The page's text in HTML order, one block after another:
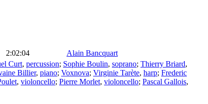
2:02:04
Alain Bancquart
Curt, percussion; Sophie Boulin, soprano; Thierry Briard,
Billier, piano; Voxnova; Virginie Tarète, harp; Frederic
, violoncello; Pierre Morlet, violoncello; Pascal Gallois,